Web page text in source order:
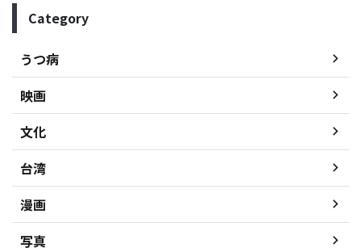
Category
うつ病
映画
文化
台湾
漫画
写真